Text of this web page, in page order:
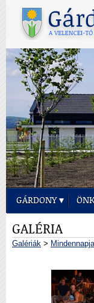
GÁRDONY
GALÉRIA
Galériák >